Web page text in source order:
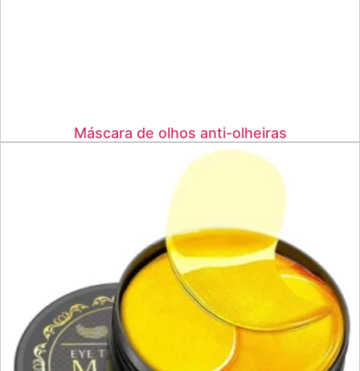
Máscara de olhos anti-olheiras